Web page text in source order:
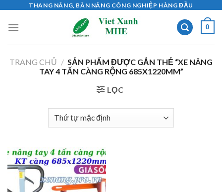
content
THANG NÂNG, BÀN NÂNG CÔNG NGHIỆP HÀNG ĐẦU
0
TRANG CHỦ / SẢN PHẨM ĐƯỢC GẮN THẺ “XE NÂNG
TAY 4 TẤN CÀNG RỘNG 685X1220MM”
LỌC